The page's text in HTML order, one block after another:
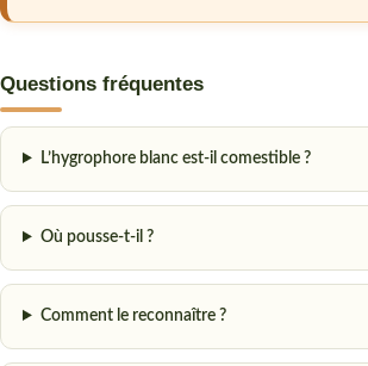
Questions fréquentes
L’hygrophore blanc est-il comestible ?
Où pousse-t-il ?
Comment le reconnaître ?